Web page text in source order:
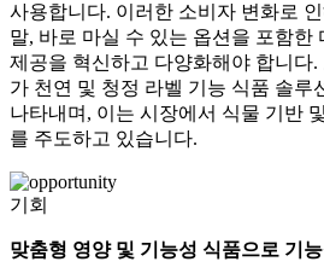
사용합니다. 이러한 소비자 변화로
말, 바로 마실 수 있는 옵션을 포함한
제공을 혁신하고 다양화해야 합니다.
가 천연 및 청정 라벨 기능 식품 솔루
나타내며, 이는 시장에서 식물 기반
를 주도하고 있습니다.
기회
맞춤형 영양 및 기능성 식품으로 기